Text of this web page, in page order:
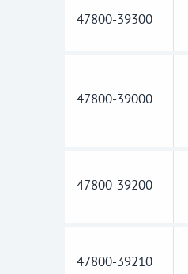
47800-39300
47800-39000
47800-39200
47800-39210